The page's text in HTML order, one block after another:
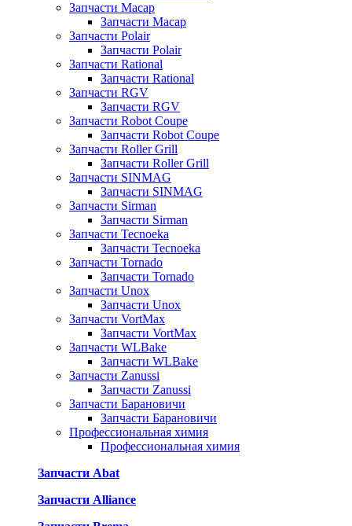
Запчасти Macap
Запчасти Macap
Запчасти Polair
Запчасти Polair
Запчасти Rational
Запчасти Rational
Запчасти RGV
Запчасти RGV
Запчасти Robot Coupe
Запчасти Robot Coupe
Запчасти Roller Grill
Запчасти Roller Grill
Запчасти SINMAG
Запчасти SINMAG
Запчасти Sirman
Запчасти Sirman
Запчасти Tecnoeka
Запчасти Tecnoeka
Запчасти Tornado
Запчасти Tornado
Запчасти Unox
Запчасти Unox
Запчасти VortMax
Запчасти VortMax
Запчасти WLBake
Запчасти WLBake
Запчасти Zanussi
Запчасти Zanussi
Запчасти Барановичи
Запчасти Барановичи
Профессиональная химия
Профессиональная химия
Запчасти Abat
Запчасти Alliance